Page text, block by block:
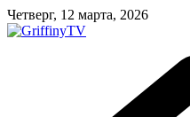
Перейти
к
Четверг, 12 марта, 2026